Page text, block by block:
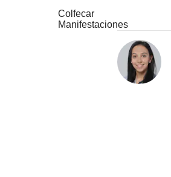
Colfecar
Manifestaciones